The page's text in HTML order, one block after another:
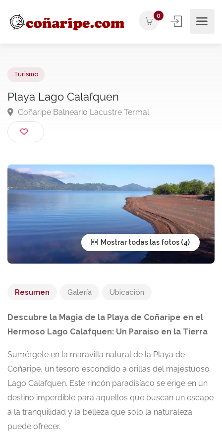
0
Playa Lago Calafquen
Coñaripe Balneario Lacustre Termal
Mostrar todas las fotos
Resumen Galería Ubicación
Descubre la Magia de la Playa de Coñaripe en el
Hermoso Lago Calafquen: Un Paraíso en la Tierra
Sumérgete en la maravilla natural de la Playa de
Coñaripe, un tesoro escondido a orillas del majestuoso
Lago Calafquen. Este rincón paradisíaco se erige en un
destino imperdible para aquellos que buscan un escape
a la tranquilidad y la belleza que solo la naturaleza
puede ofrecer.